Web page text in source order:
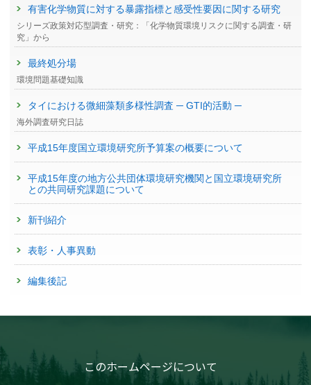
有害化学物質に対する暴露指標と感受性要因に関する研究
シリーズ政策対応型調査・研究：「化学物質環境リスクに関する調査・研
究」から
最終処分場
環境問題基礎知識
タイにおける微細藻類多様性調査 ─ GTI的活動 ─
海外調査研究日誌
平成15年度国立環境研究所予算案の概要について
平成15年度の地方公共団体環境研究機関と国立環境研究所
との共同研究課題について
新刊紹介
表彰・人事異動
編集後記
このホームページについて